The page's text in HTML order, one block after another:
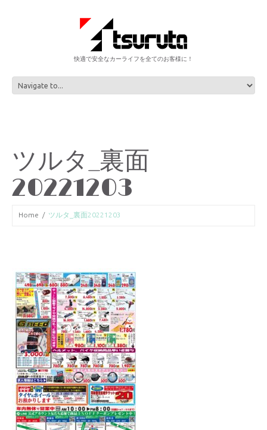
快適で安全なカーライフを全てのお客様に！
ツルタ_裏面
20221203
Home ツルタ_裏面20221203